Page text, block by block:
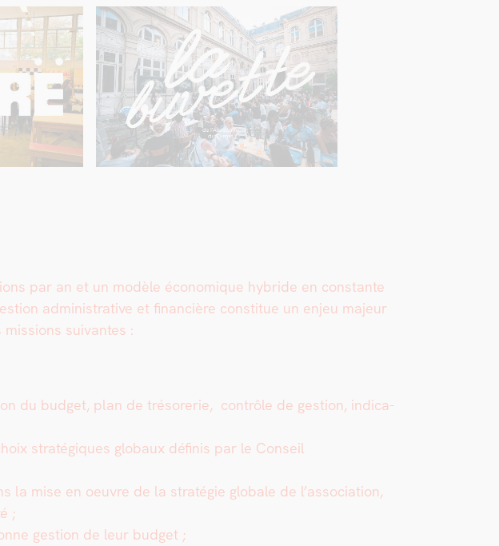
par an et un mod­èle économique hybride en con­stante
admin­is­tra­tive et finan­cière con­stitue un enjeu majeur
mis­sions suiv­antes :
du bud­get, plan de tré­sorerie, con­trôle de ges­tion, indi­ca­
stratégiques globaux défi­nis par le Con­seil
la mise en oeu­vre de la stratégie glob­ale de l’association,
;
ges­tion de leur bud­get ;